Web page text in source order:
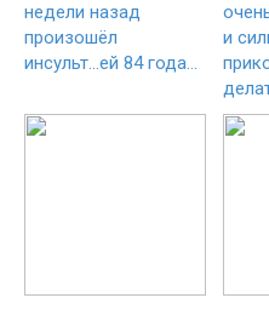
недели назад
произошёл
инсульт...ей 84 года...
и